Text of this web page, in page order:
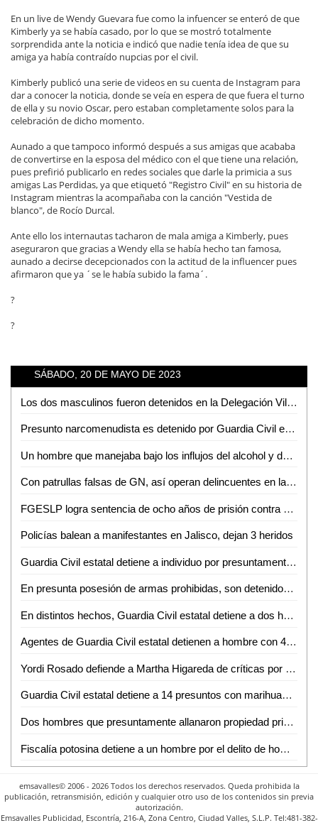
En un live de Wendy Guevara fue como la infuencer se enteró de que
Kimberly ya se había casado, por lo que se mostró totalmente
sorprendida ante la noticia e indicó que nadie tenía idea de que su
amiga ya había contraído nupcias por el civil.
Kimberly publicó una serie de videos en su cuenta de Instagram para
dar a conocer la noticia, donde se veía en espera de que fuera el turno
de ella y su novio Oscar, pero estaban completamente solos para la
celebración de dicho momento.
Aunado a que tampoco informó después a sus amigas que acababa
de convertirse en la esposa del médico con el que tiene una relación,
pues prefirió publicarlo en redes sociales que darle la primicia a sus
amigas Las Perdidas, ya que etiquetó "Registro Civil" en su historia de
Instagram mientras la acompañaba con la canción "Vestida de
blanco", de Rocío Durcal.
Ante ello los internautas tacharon de mala amiga a Kimberly, pues
aseguraron que gracias a Wendy ella se había hecho tan famosa,
aunado a decirse decepcionados con la actitud de la influencer pues
afirmaron que ya ´se le había subido la fama´.
?
?
SÁBADO, 20 DE MAYO DE 2023
Los dos masculinos fueron detenidos en la Delegación Villa De Pozos
Presunto narcomenudista es detenido por Guardia Civil estatal con 20 dosis de "cristal"
Un hombre que manejaba bajo los influjos del alcohol y de manera peligrosa, es detenido por Guardia Civil estatal
Con patrullas falsas de GN, así operan delincuentes en la México-Cuernavaca
FGESLP logra sentencia de ocho años de prisión contra presunto homicida
Policías balean a manifestantes en Jalisco, dejan 3 heridos
Guardia Civil estatal detiene a individuo por presuntamente agredir a su esposa
En presunta posesión de armas prohibidas, son detenidos 2 hombres por Guardia Civil estatal
En distintos hechos, Guardia Civil estatal detiene a dos hombres por el probable delito de robo
Agentes de Guardia Civil estatal detienen a hombre con 40 "poncha llantas"
Yordi Rosado defiende a Martha Higareda de críticas por sus anécdotas: "Le creo todo"
Guardia Civil estatal detiene a 14 presuntos con marihuana y "cristal" en distintos operativos
Dos hombres que presuntamente allanaron propiedad privada, son detenidos por Guardia Civil estatal
Fiscalía potosina detiene a un hombre por el delito de homicidio calificado
emsavalles© 2006 - 2026 Todos los derechos reservados. Queda prohibida la
publicación, retransmisión, edición y cualquier otro uso de los contenidos sin previa
autorización.
Emsavalles Publicidad, Escontría, 216-A, Zona Centro, Ciudad Valles, S.L.P. Tel:481-382-